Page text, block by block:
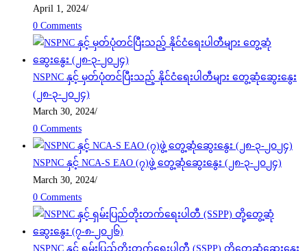
April 1, 2024/
0 Comments
NSPNC နှင့် မှတ်ပုံတင်ပြီးသည့် နိုင်ငံရေးပါတီများ တွေ့ဆုံဆွေးနွေး
(၂၈-၃-၂၀၂၄)
March 30, 2024/
0 Comments
NSPNC နှင့် NCA-S EAO (၇)ဖွဲ့ တွေ့ဆုံဆွေးနွေး (၂၈-၃-၂၀၂၄)
March 30, 2024/
0 Comments
NSPNC နှင့် ရှမ်းပြည်တိုးတက်ရေးပါတီ (SSPP) တို့တွေ့ဆုံဆွေးနွေး